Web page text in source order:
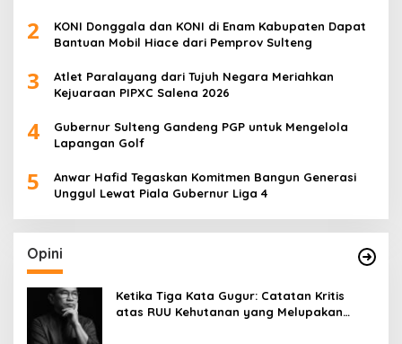
2
KONI Donggala dan KONI di Enam Kabupaten Dapat
Bantuan Mobil Hiace dari Pemprov Sulteng
3
Atlet Paralayang dari Tujuh Negara Meriahkan
Kejuaraan PIPXC Salena 2026
4
Gubernur Sulteng Gandeng PGP untuk Mengelola
Lapangan Golf
5
Anwar Hafid Tegaskan Komitmen Bangun Generasi
Unggul Lewat Piala Gubernur Liga 4
Opini
Ketika Tiga Kata Gugur: Catatan Kritis
atas RUU Kehutanan yang Melupakan